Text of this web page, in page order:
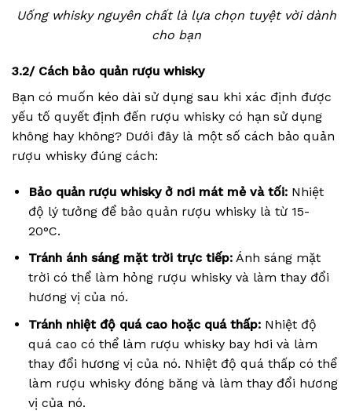
Uống whisky nguyên chất là lựa chọn tuyệt vời dành
cho bạn
3.2/ Cách bảo quản rượu whisky
Bạn có muốn kéo dài sử dụng sau khi xác định được
yếu tố quyết định đến rượu whisky có hạn sử dụng
không hay không? Dưới đây là một số cách bảo quản
rượu whisky đúng cách:
Bảo quản rượu whisky ở nơi mát mẻ và tối:Nhiệt
độ lý tưởng để bảo quản rượu whisky là từ 15-
20°C.
Tránh ánh sáng mặt trời trực tiếp:Ánh sáng mặt
trời có thể làm hỏng rượu whisky và làm thay đổi
hương vị của nó.
Tránh nhiệt độ quá cao hoặc quá thấp:Nhiệt độ
quá cao có thể làm rượu whisky bay hơi và làm
thay đổi hương vị của nó. Nhiệt độ quá thấp có thể
làm rượu whisky đóng băng và làm thay đổi hương
vị của nó.